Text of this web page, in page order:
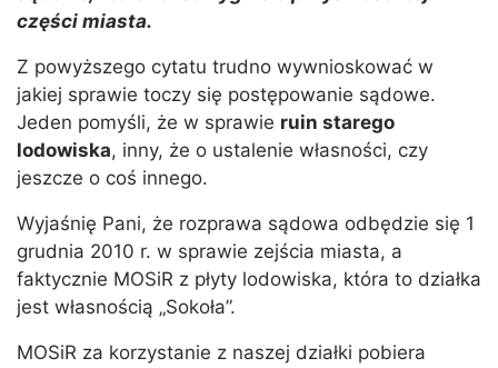
części miasta.
Z powyższego cytatu trudno wywnioskować w
jakiej sprawie toczy się postępowanie sądowe.
Jeden pomyśli, że w sprawie ruin starego
lodowiska, inny, że o ustalenie własności, czy
jeszcze o coś innego.
Wyjaśnię Pani, że rozprawa sądowa odbędzie się 1
grudnia 2010 r. w sprawie zejścia miasta, a
faktycznie MOSiR z płyty lodowiska, która to działka
jest własnością „Sokoła”.
MOSiR za korzystanie z naszej działki pobiera